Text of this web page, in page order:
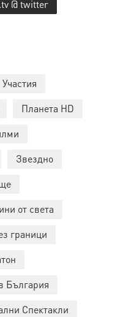
@ twitter
Участия
Планета HD
Звездно
от света
граници
България
Спектакли